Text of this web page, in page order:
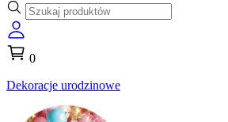
0
Dekoracje urodzinowe